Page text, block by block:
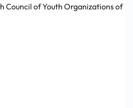
Council of Youth Organizations of